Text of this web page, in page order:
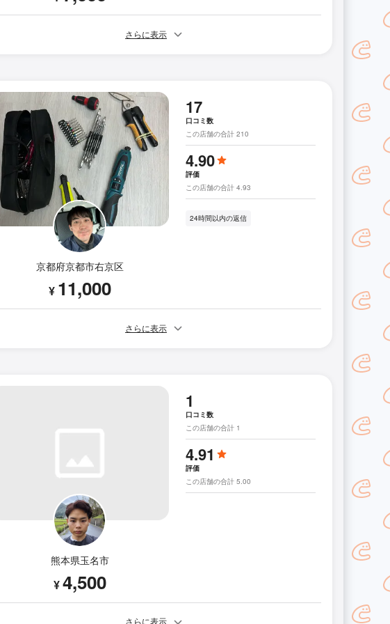
さらに表示
京都府京都市右京区
¥ 11,000
17
口コミ数
この店舗の合計 210
4.90
評価
この店舗の合計 4.93
24時間以内の返信
さらに表示
熊本県玉名市
¥4,500
1
口コミ数
この店舗の合計 1
4.91
評価
この店舗の合計 5.00